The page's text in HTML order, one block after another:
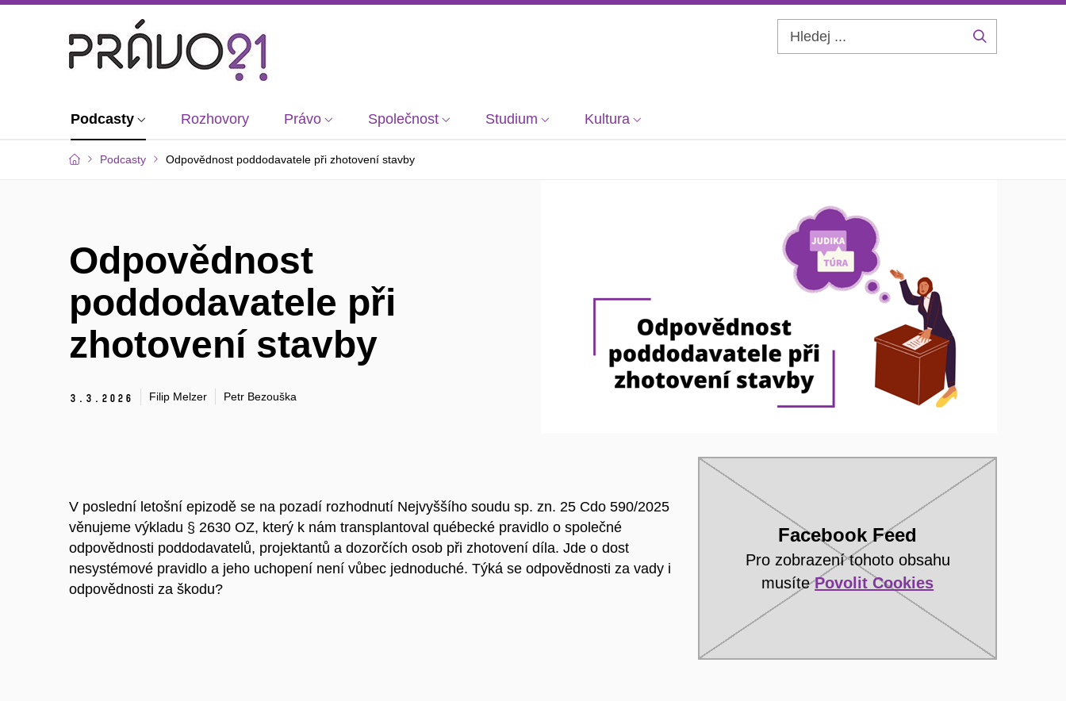
Podcasty Rozhovory Právo Společnost Studium Kultura
Podcasty Odpovědnost poddodavatele při zhotovení stavby
Odpovědnost
poddodavatele při
zhotovení stavby
3. 3. 2026 Filip Melzer Petr Bezouška
V poslední letošní epizodě se na pozadí rozhodnutí Nejvyššího soudu sp. zn. 25 Cdo 590/2025
věnujeme výkladu § 2630 OZ, který k nám transplantoval québecké pravidlo o společné
odpovědnosti poddodavatelů, projektantů a dozorčích osob při zhotovení díla. Jde o dost
nesystémové pravidlo a jeho uchopení není vůbec jednoduché. Týká se odpovědnosti za vady i
odpovědnosti za škodu?
Facebook Feed
Pro zobrazení tohoto obsahu
musítePovolit Cookies